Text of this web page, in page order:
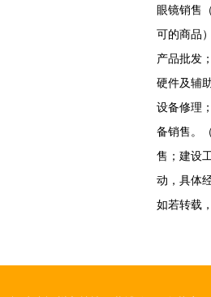
眼镜销售
可的商品
产品批发
硬件及辅
设备修理
备销售。
售；建设
动，具体
如若转载